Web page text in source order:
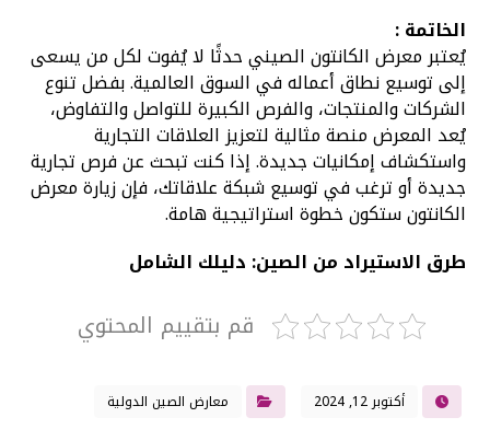
الخاتمة :
يُعتبر معرض الكانتون الصيني حدثًا لا يُفوت لكل من يسعى
إلى توسيع نطاق أعماله في السوق العالمية. بفضل تنوع
الشركات والمنتجات، والفرص الكبيرة للتواصل والتفاوض،
يُعد المعرض منصة مثالية لتعزيز العلاقات التجارية
واستكشاف إمكانيات جديدة. إذا كنت تبحث عن فرص تجارية
جديدة أو ترغب في توسيع شبكة علاقاتك، فإن زيارة معرض
الكانتون ستكون خطوة استراتيجية هامة.
طرق الاستيراد من الصين: دليلك الشامل
قم بتقييم المحتوي
أكتوبر 12, 2024 معارض الصين الدولية